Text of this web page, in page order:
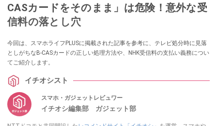
CASカードをそのまま」は危険！意外な受
信料の落とし穴
今回は、スマホライフPLUSに掲載された記事を参考に、テレビ処分時に見落
としがちなB-CASカードの正しい処理方法や、NHK受信料の支払い義務につい
てご紹介します。
イチオシスト
スマホ・ガジェットレビュワー
イチオシ編集部 ガジェット部